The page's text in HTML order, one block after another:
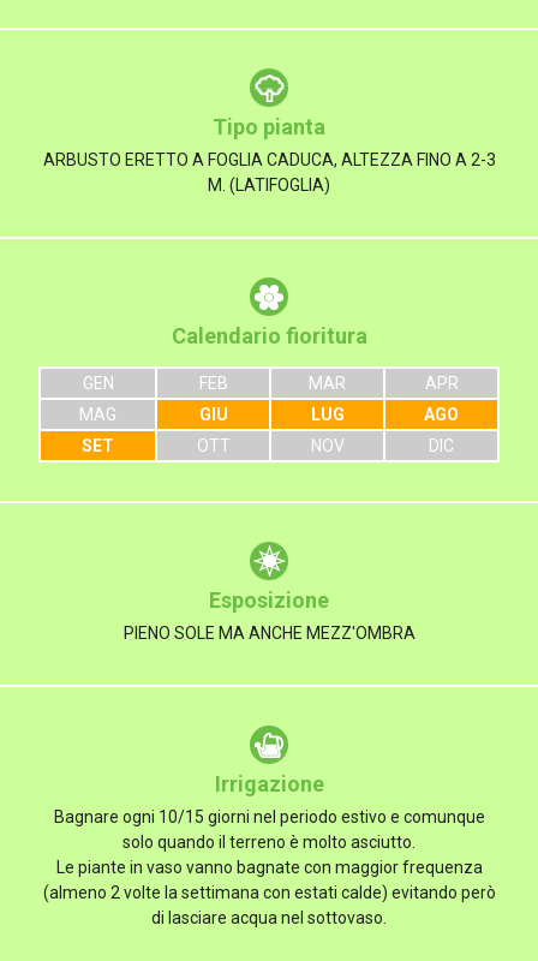
Tipo pianta
ARBUSTO ERETTO A FOGLIA CADUCA, ALTEZZA FINO A 2-3
M. (LATIFOGLIA)
Calendario fioritura
GEN FEB MAR
APR
MAG
GIU LUG
AGO
SET
OTT NOV DIC
Esposizione
PIENO SOLE MA ANCHE MEZZ'OMBRA
Irrigazione
Bagnare ogni 10/15 giorni nel periodo estivo e comunque
solo quando il terreno è molto asciutto.
Le piante in vaso vanno bagnate con maggior frequenza
(almeno 2 volte la settimana con estati calde) evitando però
di lasciare acqua nel sottovaso.